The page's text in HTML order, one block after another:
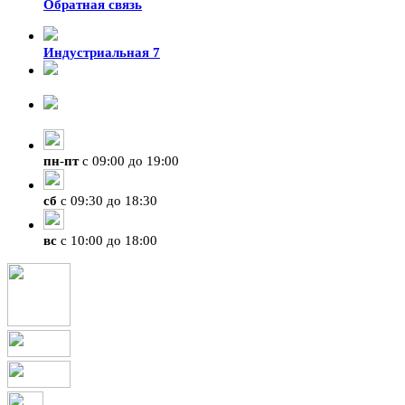
Обратная связь
Индустриальная 7
пн-птс 09:00 до 19:00
сб с 09:30 до 18:30
вс с 10:00 до 18:00